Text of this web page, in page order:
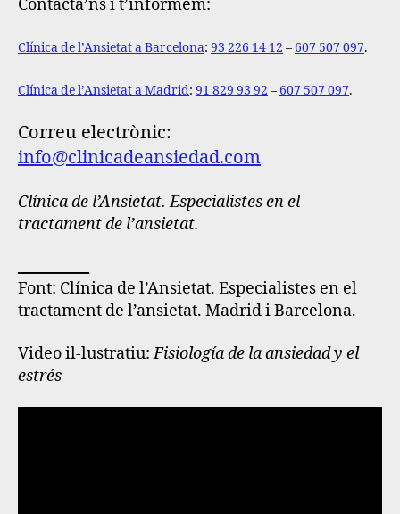
Contacta’ns i t’informem:
Clínica de l’Ansietat a Barcelona: 93 226 14 12 – 607 507 097.
Clínica de l’Ansietat a Madrid: 91 829 93 92 – 607 507 097.
Correu electrònic:
info@clinicadeansiedad.com
Clínica de l’Ansietat. Especialistes en el
tractament de l’ansietat.
Font: Clínica de l’Ansietat. Especialistes en el
tractament de l’ansietat. Madrid i Barcelona.
Video il-lustratiu:Fisiología de la ansiedad y el
estrés